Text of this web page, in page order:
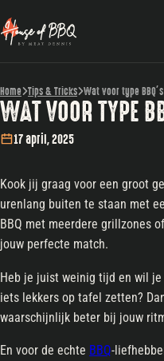
Home Tips & Tricks Wat voor type
WAT VOOR TYPE
17 april, 2025
Kook jij graag voor een groot
urenlang buiten te staan met
BBQ met meerdere grillzones
jouw perfecte match.
Heb je juist weinig tijd en wil
iets lekkers op tafel zetten?
waarschijnlijk beter bij jouw
En voor de echte BBQ-